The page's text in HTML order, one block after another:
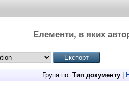
Елементи, в яких
Група по: Тип документу